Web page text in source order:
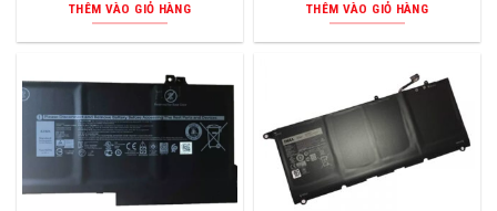
THÊM VÀO GIỎ HÀNG THÊM VÀO GIỎ HÀNG